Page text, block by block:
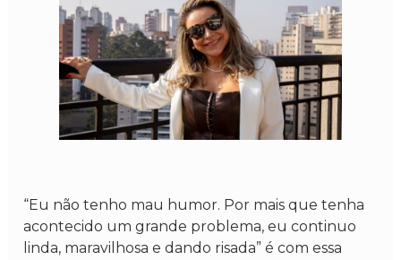
“Eu não tenho mau humor. Por mais que tenha
acontecido um grande problema, eu continuo
linda, maravilhosa e dando risada” é com essa